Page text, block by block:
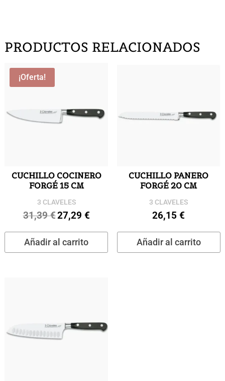
PRODUCTOS RELACIONADOS
¡Oferta!
CUCHILLO COCINERO
FORGÉ 15 CM
3 CLAVELES
31,39€ El
original
era:
27,29 €El
es:
Añadir al carrito
CUCHILLO PANERO
FORGÉ 20 CM
3 CLAVELES
26,15€
Añadir al carrito